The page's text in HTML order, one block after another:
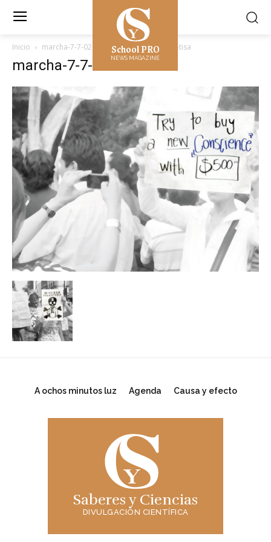
School PRO
NEWS MAGAZINE
Inicio marcha-7-7-020-tisa marcha-7-7-020-tisa
marcha-7-7-020-tisa
A ochos minutos luz Agenda Causa y efecto
Saberes y Ciencias
DIVULGACIÓN CIENTÍFICA